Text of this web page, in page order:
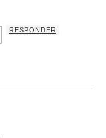
RESPONDER